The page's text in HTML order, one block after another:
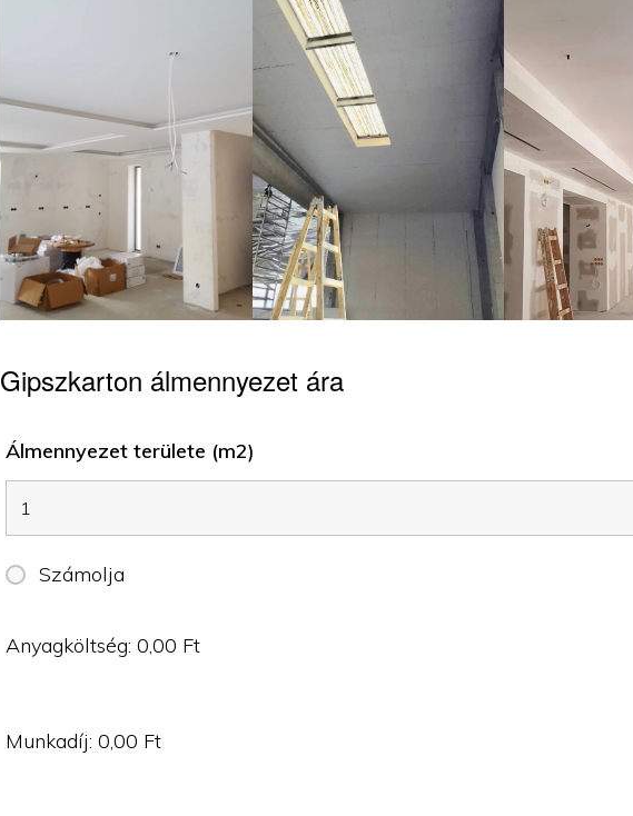
Gipszkarton álmennyezet ára
Álmennyezet területe (m2)
Számolja
Anyagköltség: 0,00 Ft
Munkadíj: 0,00 Ft